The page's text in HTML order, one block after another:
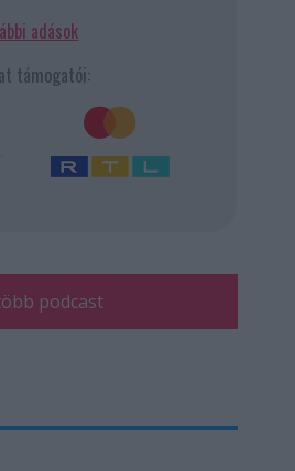
adások
támogatói:
podcast